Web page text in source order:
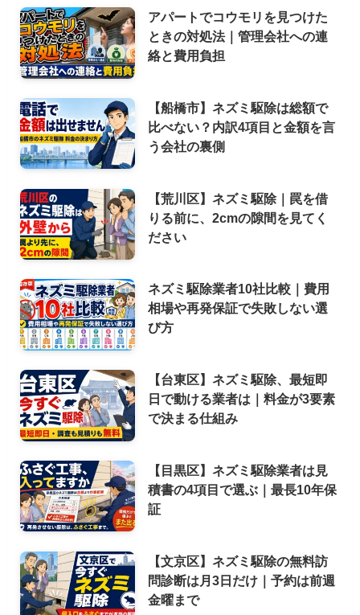
アパートでコウモリを見つけた
ときの対処法｜管理会社への連
絡と費用負担
【船橋市】ネズミ駆除は総額で
比べない？内訳4項目と金額を言
う会社の裏側
【荒川区】ネズミ駆除｜罠を借
りる前に、2cmの隙間を見てく
ださい
ネズミ駆除業者10社比較｜費用
相場や再発保証で失敗しない選
び方
【台東区】ネズミ駆除、最短即
日で動ける業者は｜料金が3要素
で決まる仕組み
【目黒区】ネズミ駆除業者は見
積書の4項目で選ぶ｜最長10年保
証
【文京区】ネズミ駆除の無料訪
問診断は月3日だけ｜予約は前週
金曜まで